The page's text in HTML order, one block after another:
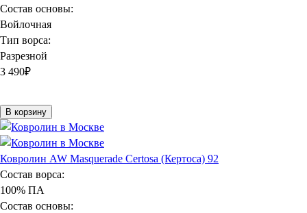
Состав основы:
Войлочная
Тип ворса:
Разрезной
3 490₽
В корзину
Ковролин AW Masquerade Certosa (Кертоса) 92
Состав ворса:
100% ПА
Состав основы: